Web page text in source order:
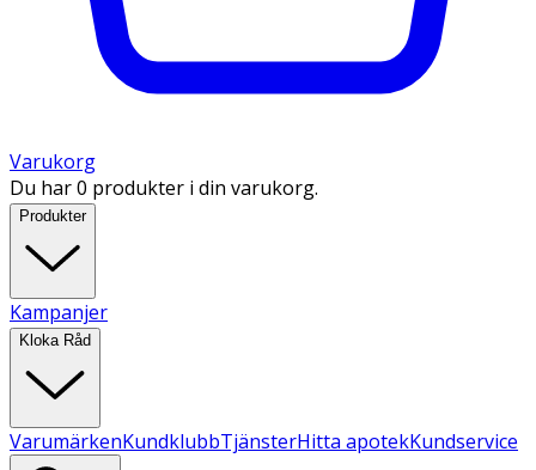
Varukorg
Du har 0 produkter i din varukorg.
Produkter
Kampanjer
Kloka Råd
VarumärkenKundklubbTjänsterHitta apotekKundservice